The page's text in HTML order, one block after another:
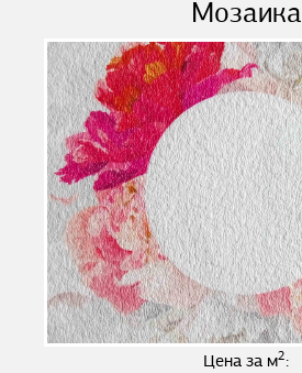
Мозаика
Цена за м2: